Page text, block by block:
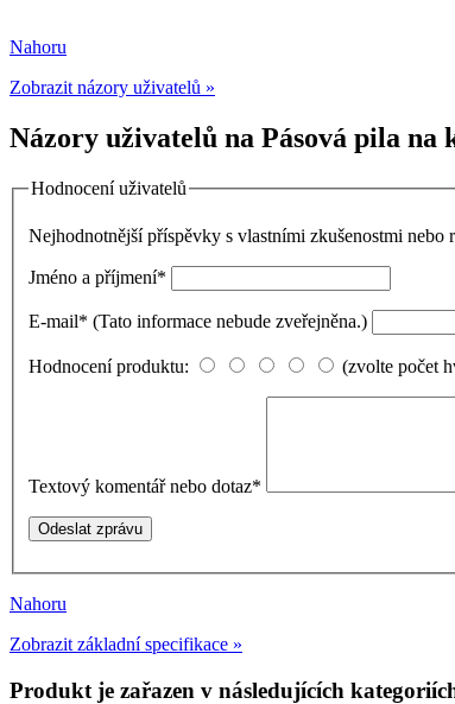
Nahoru
Zobrazit názory uživatelů »
Názory uživatelů na Pásová pila na
Hodnocení uživatelů
Nejhodnotnější příspěvky s vlastními zkušenostmi nebo
Jméno a příjmení*
E-mail* (Tato informace nebude zveřejněna.)
Hodnocení produktu: (zvolte počet
Textový komentář nebo dotaz*
Nahoru
Zobrazit základní specifikace »
Produkt je zařazen v následujících